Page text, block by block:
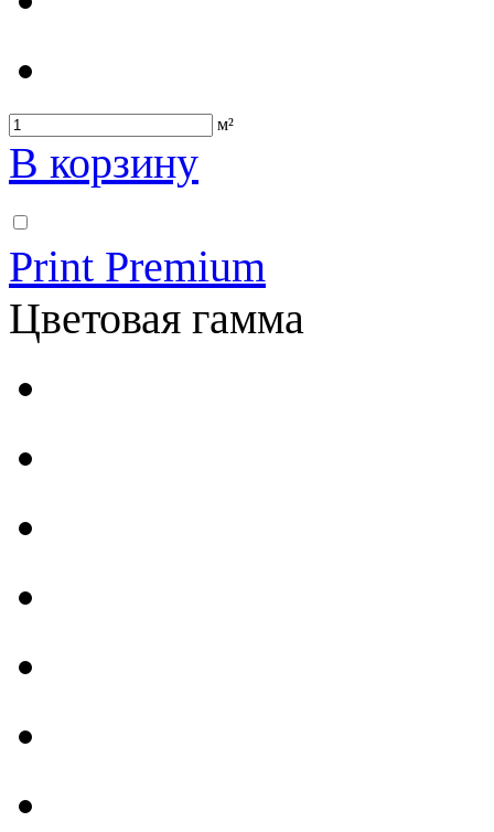
м²
В корзину
Print Premium
Цветовая гамма